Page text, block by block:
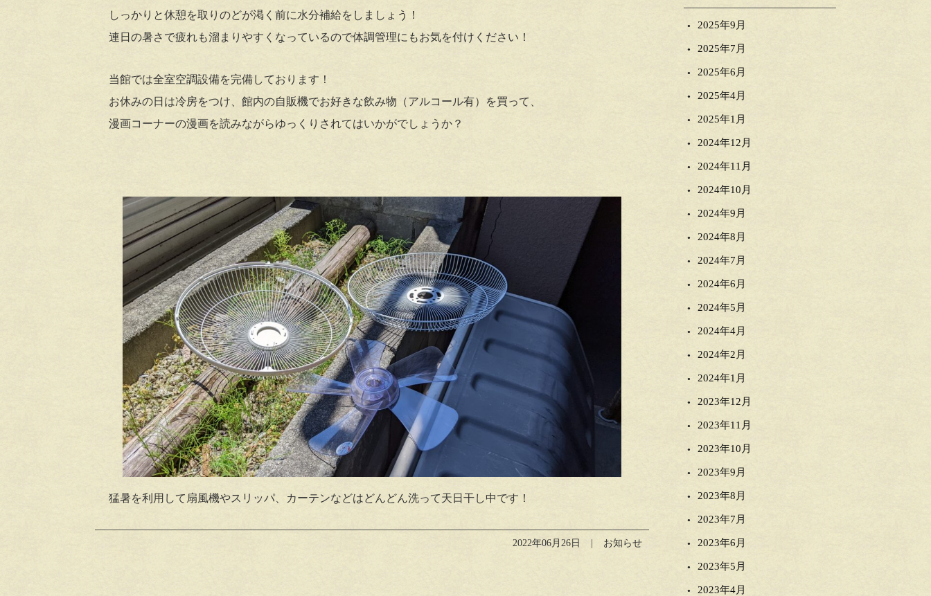
しっかりと休憩を取りのどが渇く前に水分補給をしましょう！
連日の暑さで疲れも溜まりやすくなっているので体調管理にもお気を付けください！
当館では全室空調設備を完備しております！
お休みの日は冷房をつけ、館内の自販機でお好きな飲み物（アルコール有）を買って、
漫画コーナーの漫画を読みながらゆっくりされてはいかがでしょうか？
猛暑を利用して扇風機やスリッパ、カーテンなどはどんどん洗って天日干し中です！
2022年06月26日 お知らせ
2025年9月
2025年7月
2025年6月
2025年4月
2025年1月
2024年12月
2024年11月
2024年10月
2024年9月
2024年8月
2024年7月
2024年6月
2024年5月
2024年4月
2024年2月
2024年1月
2023年12月
2023年11月
2023年10月
2023年9月
2023年8月
2023年7月
2023年6月
2023年5月
2023年4月